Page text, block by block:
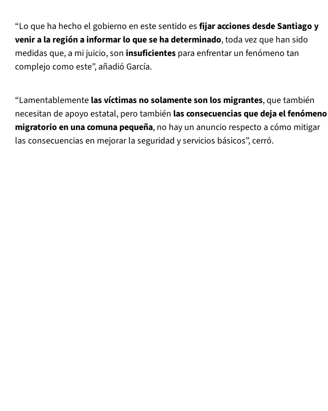
“Lo que ha hecho el gobierno en este sentido es fijar acciones desde Santiago y
venir a la región a informar lo que se ha determinado, toda vez que han sido
medidas que, a mi juicio, son insuficientes para enfrentar un fenómeno tan
complejo como este”, añadió García.
“Lamentablemente las víctimas no solamente son los migrantes, que también
necesitan de apoyo estatal, pero también las consecuencias que deja el fenómeno
migratorio en una comuna pequeña, no hay un anuncio respecto a cómo mitigar
las consecuencias en mejorar la seguridad y servicios básicos”, cerró.